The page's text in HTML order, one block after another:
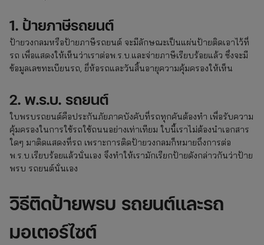
1. ป้ายภาษีรถยนต์
ป้ายวงกลมหรือป้ายภาษีรถยนต์ จะมีลักษณะเป็นแผ่นป้ายติดเอาไว้ที่
รถ เพื่อแสดงให้เห็นว่าเราต่อพ.ร.บ.และจ่ายภาษีเรียบร้อยแล้ว ซึ่งจะมี
ข้อมูลเลขทะเบียนรถ, ยี่ห้อรถและวันสิ้นอายุความคุ้มครองให้เห็น
2. พ.ร.บ. รถยนต์
ใบพรบรถยนต์คือประกันภัยภาคบังคับที่รถทุกคันต้องทำ เพื่อรับความ
คุ้มครองในการใช้รถใช้ถนนอย่างเท่าเทียม ใบนี้เราไม่ต้องนำเอกสาร
ใดๆ มาติดแสดงที่รถ เพราะการติดป้ายวงกลมก็หมายถึงการต่อ
พ.ร.บ.เรียบร้อยแล้วนั่นเอง จึงทำให้เรามักเรียกป้ายดังกล่าวกันว่าป้าย
พรบ รถยนต์นั่นเอง
วิธีติดป้ายพรบ รถยนต์และรถ
มอเตอร์ไซต์